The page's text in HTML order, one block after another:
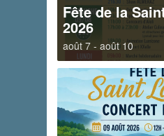
Fête de la
2026
août 7 -août 10